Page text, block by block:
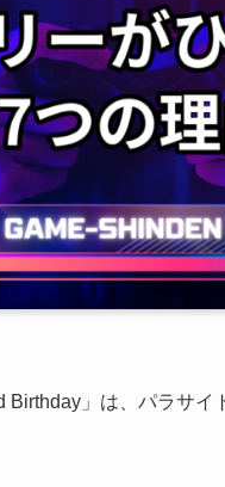
」は、パラサ